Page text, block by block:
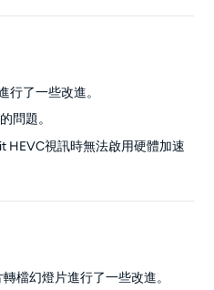
行了一些改進。
問題。
HEVC視訊時無法啟用硬體加速
檔幻燈片進行了一些改進。